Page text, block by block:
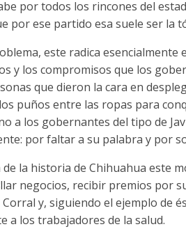
por todos los rincones del
por ese partido esa suele ser la
este radica esencialmente
y los compromisos que los
que dieron la cara en
puños entre las ropas para
a los gobernantes del tipo de
por faltar a su palabra y por
la historia de Chihuahua este
negocios, recibir premios por
y, siguiendo el ejemplo de
a los trabajadores de la salud.